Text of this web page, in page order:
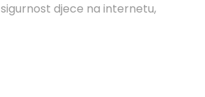
sigurnost djece na internetu,